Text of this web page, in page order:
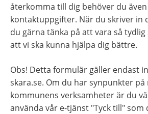
återkomma till dig behöver du
kontaktuppgifter. När du skriver in
du gärna tänka på att vara så
att vi ska kunna hjälpa dig bättre.
Obs! Detta formulär gäller endast
skara.se. Om du har synpunkter
kommunens verksamheter är du
använda vår e-tjänst "Tyck till"